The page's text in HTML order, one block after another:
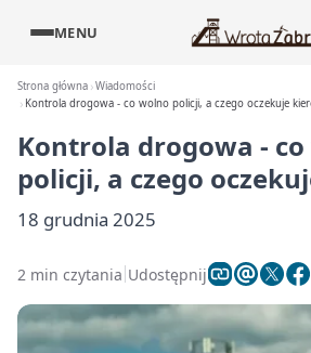
MENU
Strona główna Wiadomości
Kontrola drogowa - co wolno policji, a czego oczekuje
Kontrola drogowa -
policji, a czego
18 grudnia 2025
2 min czytania Udostępnij